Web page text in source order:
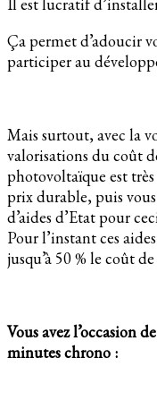
Ça permet d’adoucir
participer au
Mais surtout, avec la
valorisations du coût
photovoltaïque est
prix durable, puis
d’aides d’Etat pour
Pour l’instant ces
jusqu’à 50 % le coût
Vous avez l’occasion
minutes chrono :